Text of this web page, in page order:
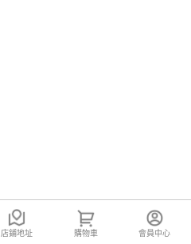
店鋪地址 購物車 會員中心